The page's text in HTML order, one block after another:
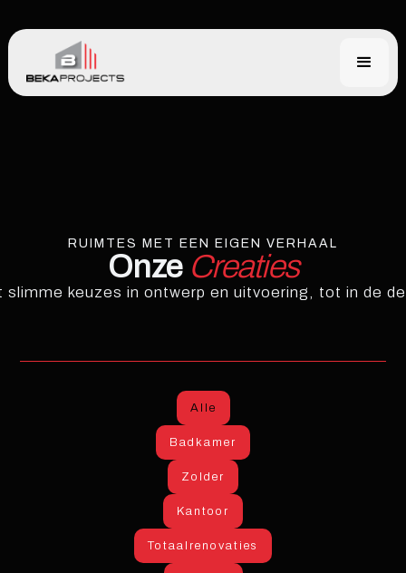
RUIMTES MET EEN EIGEN VERHAAL
Onze Creaties
keuzes in ontwerp en uitvoering, tot in de
Alle
Badkamer
Zolder
Kantoor
Totaalrenovaties